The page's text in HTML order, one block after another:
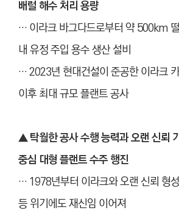
배럴 해수 처리 용량
… 이라크 바그다드로부터 약 500km
내 유정 주입 용수 생산 설비
… 2023년 현대건설이 준공한 이라크
이후 최대 규모 플랜트 공사
▲탁월한 공사 수행 능력과 오랜 신뢰
중심 대형 플랜트 수주 행진
… 1978년부터 이라크와 오랜 신뢰 형
등 위기에도 재신임 이어져